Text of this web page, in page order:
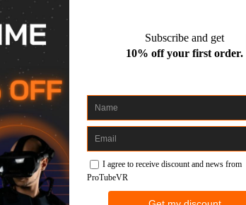
föremål kommer förbättra dina känslor.
i linje.
grepp.
golfspel: